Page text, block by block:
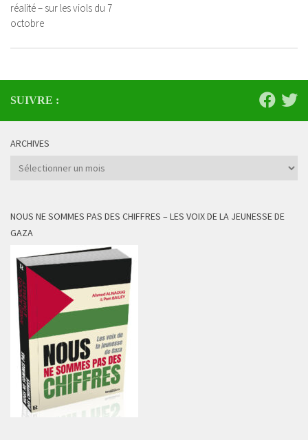
réalité – sur les viols du 7
octobre
SUIVRE :
ARCHIVES
Archives
NOUS NE SOMMES PAS DES CHIFFRES – LES VOIX DE LA JEUNESSE DE
GAZA